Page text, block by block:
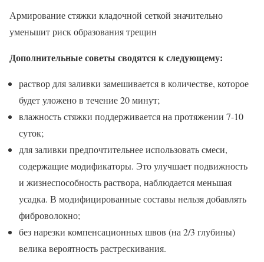
Армирование стяжки кладочной сеткой значительно
уменьшит риск образования трещин
Дополнительные советы сводятся к следующему:
раствор для заливки замешивается в количестве, которое
будет уложено в течение 20 минут;
влажность стяжки поддерживается на протяжении 7-10
суток;
для заливки предпочтительнее использовать смеси,
содержащие модификаторы. Это улучшает подвижность
и жизнеспособность раствора, наблюдается меньшая
усадка. В модифицированные составы нельзя добавлять
фиброволокно;
без нарезки компенсационных швов (на 2/3 глубины)
велика вероятность растрескивания.